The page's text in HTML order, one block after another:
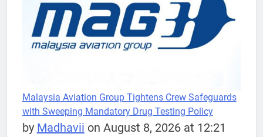
Malaysia Aviation Group Tightens Crew Safeguards
with Sweeping Mandatory Drug Testing Policy
by Madhavii on August 8, 2026 at 12:21